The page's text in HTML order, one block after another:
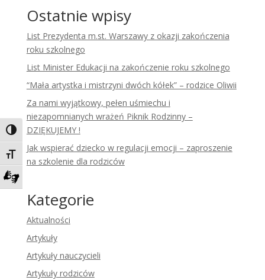
Toggle High Contrast
Toggle Font size
Zadzwoń do tłumacza języka migowego
Ostatnie wpisy
List Prezydenta m.st. Warszawy z okazji zakończenia
roku szkolnego
List Minister Edukacji na zakończenie roku szkolnego
“Mała artystka i mistrzyni dwóch kółek” – rodzice Oliwii
Za nami wyjątkowy, pełen uśmiechu i
niezapomnianych wrażeń Piknik Rodzinny –
DZIĘKUJEMY !
Jak wspierać dziecko w regulacji emocji – zaproszenie
na szkolenie dla rodziców
Kategorie
Aktualności
Artykuły
Artykuły nauczycieli
Artykuły rodziców